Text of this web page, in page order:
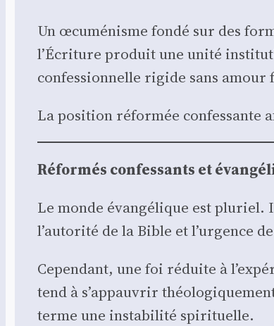
Un œcu­mé­nisme fon­dé sur des
l’Écriture pro­duit une uni­té
confes­sion­nelle rigide sans
La posi­tion réfor­mée confes­sante
Réfor­més confes­sants et
Le monde évan­gé­lique est plu­riel.
l’autorité de la Bible et l’urgence
Cepen­dant, une foi réduite à
tend à s’appauvrir
terme une insta­bi­li­té spi­ri­tuelle.